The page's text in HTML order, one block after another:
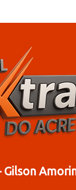
Gilson